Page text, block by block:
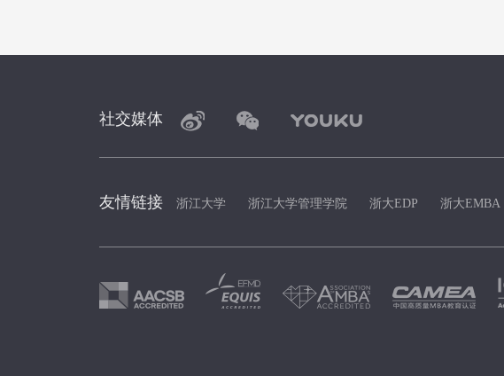
社交媒体
友情链接 浙江大学 浙江大学管理学院 浙大EDP 浙大EMBA